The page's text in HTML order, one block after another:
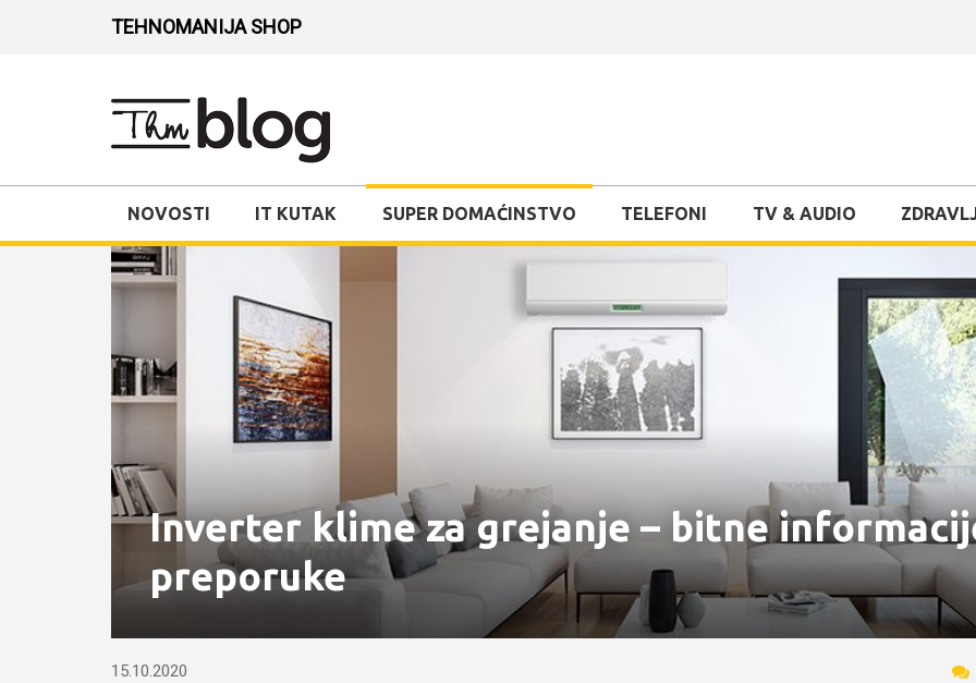
TEHNOMANIJA SHOP
NOVOSTI IT KUTAK SUPER DOMAĆINSTVO TELEFONI TV & AUDIO
Inverter klime za grejanje – bitne
preporuke
15.10.2020